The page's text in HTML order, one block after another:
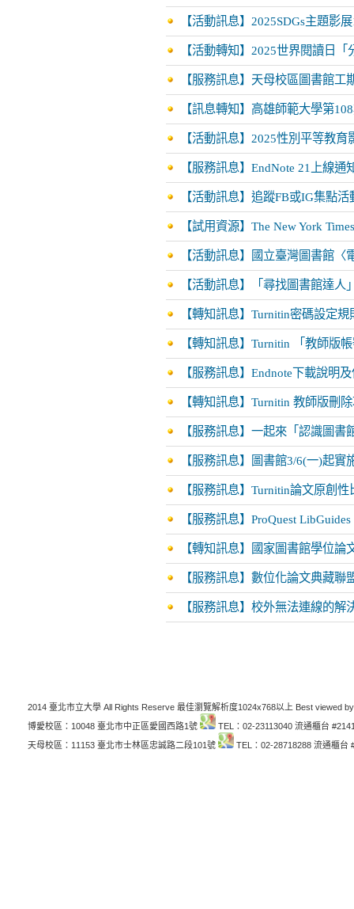
【活動訊息】2025SDGs主題影
【活動轉知】2025世界閱讀日
【服務訊息】天母校區圖書館工
【訊息轉知】高雄師範大學第
【活動訊息】2025性別平等教育
【服務訊息】EndNote 21上線通
【活動訊息】追蹤FB或IG集點
【試用資源】The New York
【活動訊息】國立臺灣圖書館〈
【活動訊息】「尋找圖書館達人
【轉知訊息】Turnitin密碼設定規
【轉知訊息】Turnitin 「教師版
【服務訊息】Endnote下載說明
【轉知訊息】Turnitin 教師版刪
【服務訊息】一起來「認識圖書
【服務訊息】圖書館3/6(一)起實
【服務訊息】Turnitin論文原創
【服務訊息】ProQuest
【轉知訊息】國家圖書館學位
【服務訊息】數位化論文典藏聯
【服務訊息】校外無法連線的解
2014 臺北市立大學 All Rights Reserve 最佳瀏覽解析度1024x768以上 Best viewed
博愛校區：10048 臺北市中正區愛國西路1號
TEL：02-23113040 流通櫃台
天母校區：11153 臺北市士林區忠誠路二段101號
TEL：02-28718288 流通櫃台